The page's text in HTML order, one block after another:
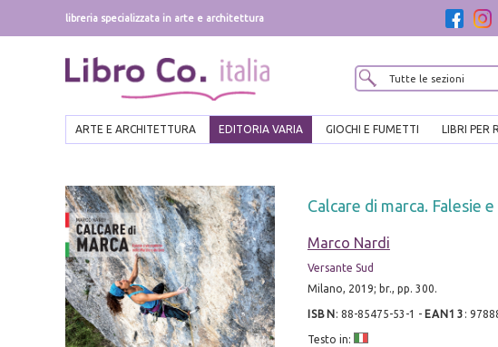
libreria specializzata in arte e architettura
ARTE E ARCHITETTURA EDITORIA VARIA GIOCHI E FUMETTI LIBRI PER
Calcare di marca. Falesie
Marco Nardi
Versante Sud
Milano, 2019; br., pp. 300.
ISBN : 88-85475-53-1 - EAN13 :
Testo in: